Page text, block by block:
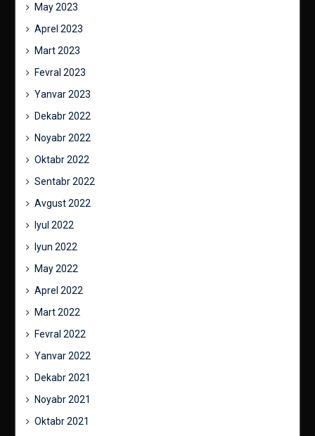
May 2023
Aprel 2023
Mart 2023
Fevral 2023
Yanvar 2023
Dekabr 2022
Noyabr 2022
Oktabr 2022
Sentabr 2022
Avgust 2022
Iyul 2022
Iyun 2022
May 2022
Aprel 2022
Mart 2022
Fevral 2022
Yanvar 2022
Dekabr 2021
Noyabr 2021
Oktabr 2021